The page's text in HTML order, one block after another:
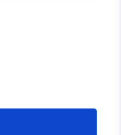
data.europa.eu: